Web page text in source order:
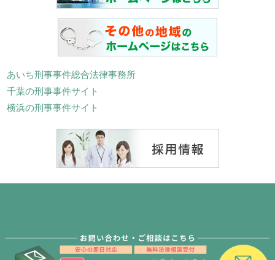
あいち刑事事件総合法律事務所
千葉の刑事事件サイト
横浜の刑事事件サイト